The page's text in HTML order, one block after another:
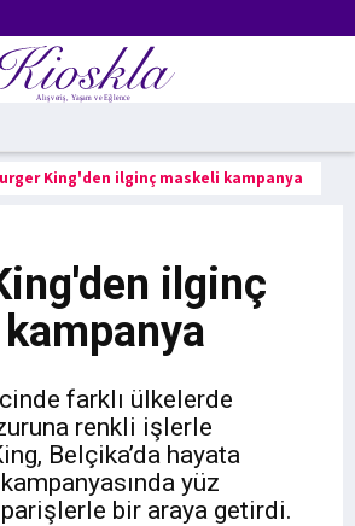
King'den ilginç maskeli kampanya
ilginç
farklı ülkelerde
renkli işlerle
Belçika’da hayata
yüz
bir araya getirdi.